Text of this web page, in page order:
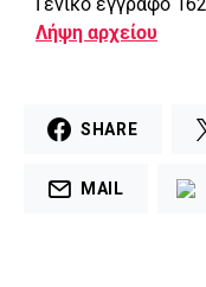
Λήψη αρχείου
SHARE
MAIL